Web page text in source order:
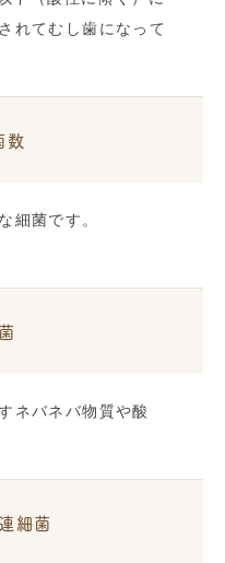
れてむし歯になって
数
細菌です。
ネバネバ物質や酸
細菌